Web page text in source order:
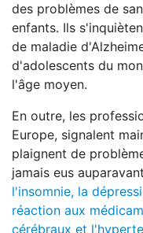
des problèmes de
enfants. Ils
de maladie
d'adolescents du
l'âge moyen.
En outre, les
Europe, signalent
plaignent de
jamais eus
l'insomnie, la
réaction aux
cérébraux et